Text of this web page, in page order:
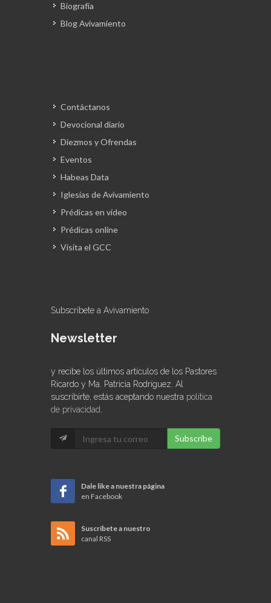
Biografía
Blog Avivamiento
Contáctanos
Devocional diario
Diezmos y Ofrendas
Eventos
Habeas Data
Iglesias de Avivamiento
Prédicas en vídeo
Prédicas online
Visita el GCC
Subscríbete a Avivamiento
Newsletter
y recibe los últimos artículos de los Pastores
Ricardo y Ma. Patricia Rodríguez. Al
suscribirte, estás aceptando nuestra política
de privacidad.
Subscribe
Dale like a nuestra página
en Facebook
Suscríbete a nuestro
canal RSS